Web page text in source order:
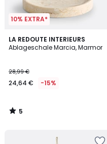
10% EXTRA*
LA REDOUTE INTERIEURS
Ablageschale Marcia, Marmor
28,99 €
24,64 € -15%
5
/
5
/